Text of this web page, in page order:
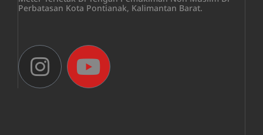
Perbatasan Kota Pontianak, Kalimantan Barat.